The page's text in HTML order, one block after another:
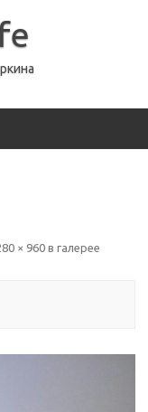
× 960 в галерее